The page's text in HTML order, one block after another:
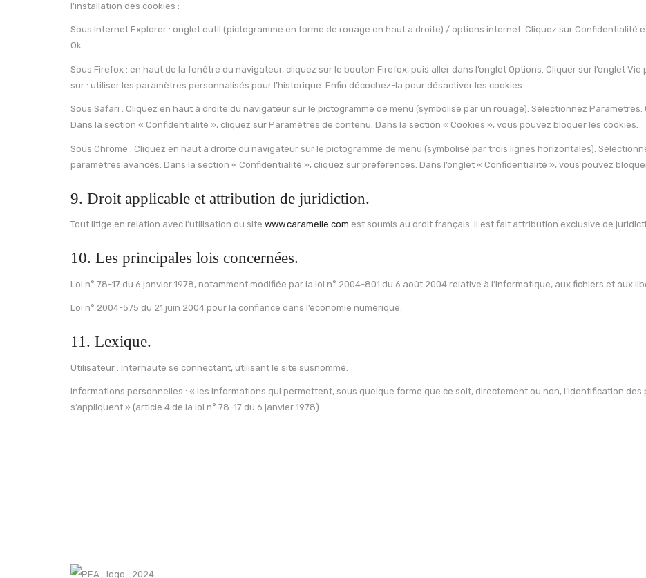
l’installation des cookies :
Sous Internet Explorer : onglet outil (pictogramme en forme de rouage en haut a droite) / options internet. Cliquez sur Confidentialité
Ok.
Sous Firefox : en haut de la fenêtre du navigateur, cliquez sur le bouton Firefox, puis aller dans l’onglet Options. Cliquer sur l’onglet
sur : utiliser les paramètres personnalisés pour l’historique. Enfin décochez-la pour désactiver les cookies.
Sous Safari : Cliquez en haut à droite du navigateur sur le pictogramme de menu (symbolisé par un rouage). Sélectionnez
Dans la section « Confidentialité », cliquez sur Paramètres de contenu. Dans la section « Cookies », vous pouvez bloquer les cookies.
Sous Chrome : Cliquez en haut à droite du navigateur sur le pictogramme de menu (symbolisé par trois lignes horizontales).
paramètres avancés. Dans la section « Confidentialité », cliquez sur préférences. Dans l’onglet « Confidentialité », vous pouvez
9. Droit applicable et attribution de juridiction.
Tout litige en relation avec l’utilisation du site www.caramelie.com est soumis au droit français. Il est fait attribution exclusive de
10. Les principales lois concernées.
Loi n° 78-17 du 6 janvier 1978, notamment modifiée par la loi n° 2004-801 du 6 août 2004 relative à l’informatique, aux fichiers et aux
Loi n° 2004-575 du 21 juin 2004 pour la confiance dans l’économie numérique.
11. Lexique.
Utilisateur : Internaute se connectant, utilisant le site susnommé.
Informations personnelles : « les informations qui permettent, sous quelque forme que ce soit, directement ou non, l’identification
s’appliquent » (article 4 de la loi n° 78-17 du 6 janvier 1978).